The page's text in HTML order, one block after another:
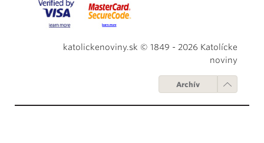
katolickenoviny.sk © 1849 - 2026 Katolícke
noviny
Archív